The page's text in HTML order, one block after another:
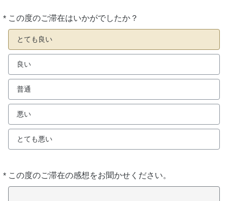
* この度のご滞在はいかがでしたか？
必
須
とても良い
良い
普通
悪い
とても悪い
* この度のご滞在の感想をお聞かせください。
必
須